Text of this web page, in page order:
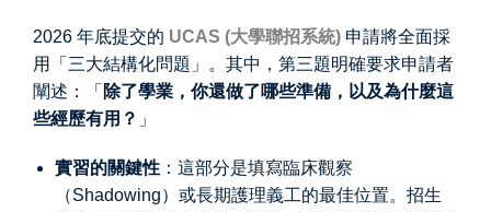
2026 年底提交的 UCAS (大學聯招系統) 申請將全面採
用「三大結構化問題」。其中，第三題明確要求申請者
闡述：「 除了學業，你還做了哪些準備，以及為什麼這
些經歷有用？ 」
實習的關鍵性 ：這部分是填寫臨床觀察
（Shadowing）或長期護理義工的最佳位置。招生